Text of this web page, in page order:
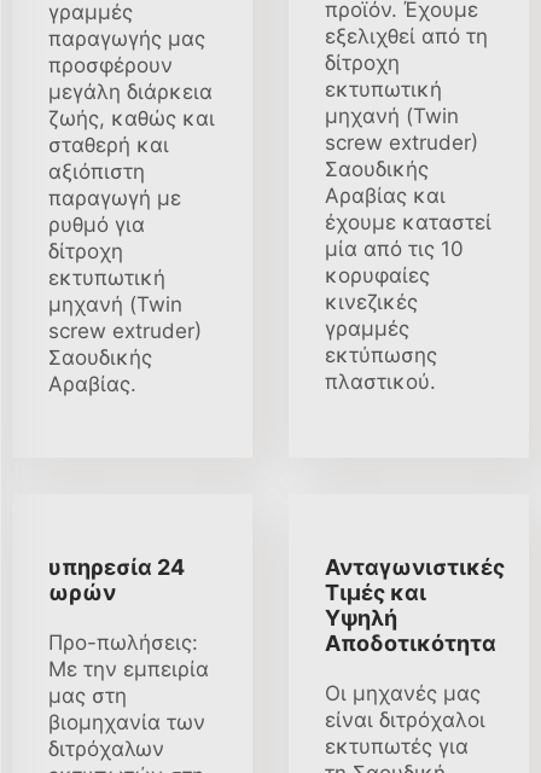
γραμμές
παραγωγής μας
προσφέρουν
μεγάλη διάρκεια
ζωής, καθώς και
σταθερή και
αξιόπιστη
παραγωγή με
ρυθμό για
δίτροχη
εκτυπωτική
μηχανή (Twin
screw extruder)
Σαουδικής
Αραβίας.
προϊόν. Έχουμε
εξελιχθεί από τη
δίτροχη
εκτυπωτική
μηχανή (Twin
screw extruder)
Σαουδικής
Αραβίας και
έχουμε καταστεί
μία από τις 10
κορυφαίες
κινεζικές
γραμμές
εκτύπωσης
πλαστικού.
υπηρεσία 24
ωρών
Προ-πωλήσεις:
Με την εμπειρία
μας στη
βιομηχανία των
διτρόχαλων
Ανταγωνιστικές
Τιμές και
Υψηλή
Αποδοτικότητα
Οι μηχανές μας
είναι διτρόχαλοι
εκτυπωτές για